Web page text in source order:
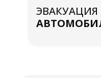
ЭВАКУАЦИЯ